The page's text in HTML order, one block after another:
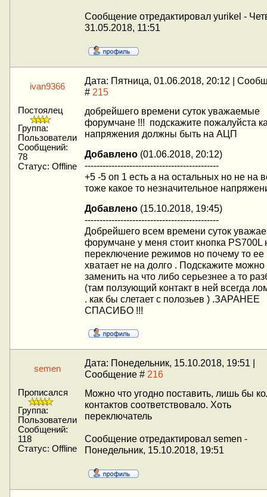
Сообщение отредактировал yurikel -
31.05.2018, 11:51
ivan9366
Дата: Пятница, 01.06.2018, 20:12 |
# 215
Постоялец
Группа:
Пользователи
Сообщений:
78
Статус: Offline
добрейшего времени суток уважаемые
форумчане !!! подскажите пожалуйста
напряжения должны быть на АЦП
Добавлено (01.06.2018, 20:12)
---------------------------------------------
+5 -5 оп 1 есть а на остальных но не на
тоже какое то незначительное
Добавлено (15.10.2018, 19:45)
---------------------------------------------
Добрейшего всем времени суток
форумчане у меня стоит кнопка PS700L
переключение режимов но почему то ее
хватает не на долго . Подскажите можно
заменить на что либо серьезнее а то
(там ползующий контакт в ней всегда
. как бы слетает с полозьев ) .ЗАРАНЕЕ
СПАСИБО !!!
semen
Дата: Понедельник, 15.10.2018, 19:51 |
Сообщение # 216
Прописался
Группа:
Пользователи
Сообщений:
118
Статус: Offline
Можно что угодно поставить, лишь бы
контактов соответствовало. Хоть
переключатель
Сообщение отредактировал semen -
Понедельник, 15.10.2018, 19:51